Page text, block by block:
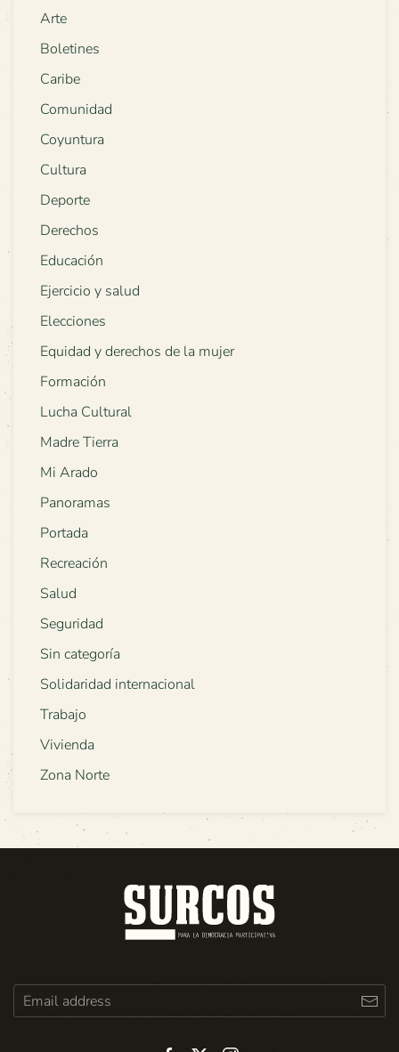
Arte
Boletines
Caribe
Comunidad
Coyuntura
Cultura
Deporte
Derechos
Educación
Ejercicio y salud
Elecciones
Equidad y derechos de la mujer
Formación
Lucha Cultural
Madre Tierra
Mi Arado
Panoramas
Portada
Recreación
Salud
Seguridad
Sin categoría
Solidaridad internacional
Trabajo
Vivienda
Zona Norte